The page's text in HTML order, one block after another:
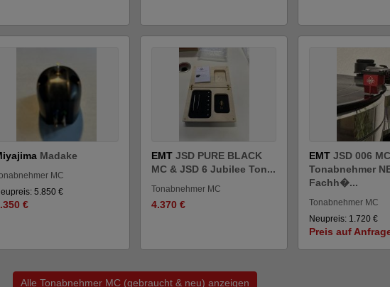
Madake
MC
5.850 €
€
EMTJSD PURE BLACK
MC & JSD 6 Jubilee Ton...
Tonabnehmer MC
4.370 €
EMTJSD 006 MC
Tonabnehmer
Fachh�...
Tonabnehmer MC
Neupreis: 1.720 €
Preis auf
Alle Tonabnehmer MC (gebraucht & neu) anzeigen